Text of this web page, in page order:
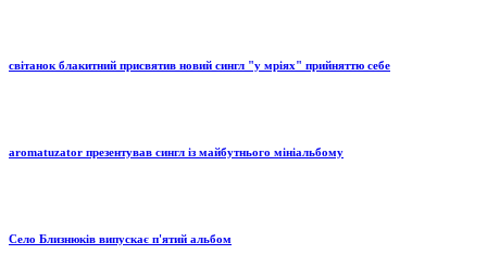
світанок блакитний присвятив новий сингл "у мріях" прийняттю себе
aromatuzator презентував сингл із майбутнього мініальбому
Село Близнюків випускає п'ятий альбом